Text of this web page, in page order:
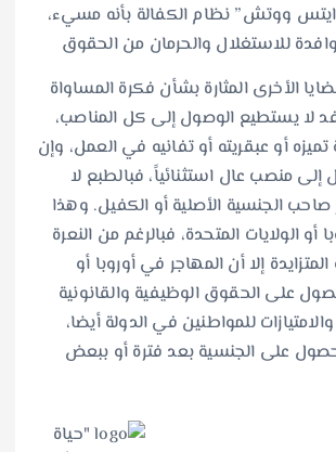
ووتش” نظام الكفالة بأنه مسيء،
للاستغلال والحرمان من الحقوق
الأخرى المثارة بشأن فكرة المساواة
لا يستطيع الوصول إلى كل المناصب،
أو عبقريته أو تفانيه في العمل، وإن
منصب عال استثنائياً، فبالطبع لا
الجنسية الأصلية أو الكفيل. وهذا
أو الولايات المتحدة، فبالرغم من النعرة
المتزايدة إلا أن المهاجر في أوروبا أو
على الحقوق الوظيفية والقانونية
للمواطنين في الدولة أيضا،
على الجنسية بعد فترة أو ببعض